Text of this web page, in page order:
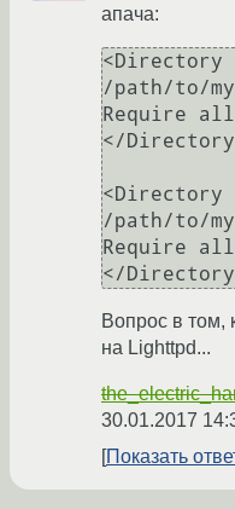
апача:
<Directory
/path/to/
Require
</
<Directory
/path/to/
Require
Вопрос в том,
на Lighttpd...
30.01.2017
Показать